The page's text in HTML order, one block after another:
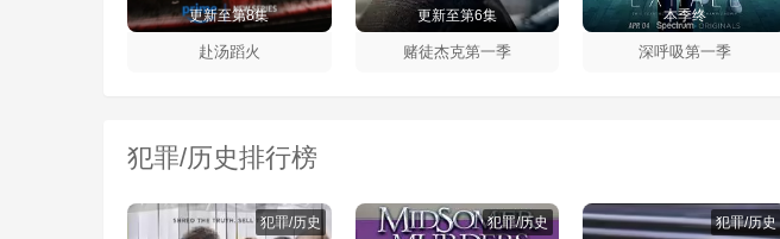
更新至第8集
赴汤蹈火
更新至第6集
赌徒杰克第一季
本季终
深呼吸第一季
犯罪/历史排行榜
犯罪/历史 犯罪/历史 犯罪/历史